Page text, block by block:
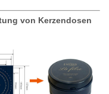
von Kerzendosen